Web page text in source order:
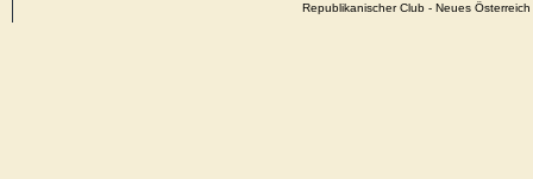
Republikanischer Club - Neues